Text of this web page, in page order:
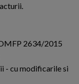
2634/2015
- cu modificarile si